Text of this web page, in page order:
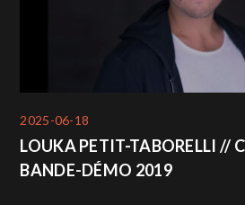
2025-06-18
LOUKA PETIT-TABORELLI //
BANDE-DÉMO 2019